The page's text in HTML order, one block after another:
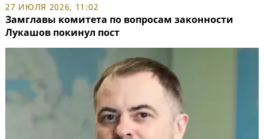
27 ИЮЛЯ 2026, 11:02
Замглавы комитета по вопросам законности
Лукашов покинул пост